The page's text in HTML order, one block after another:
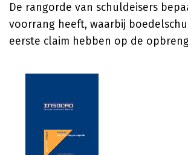
De rangorde van schuldeisers
voorrang heeft, waarbij
eerste claim hebben op de